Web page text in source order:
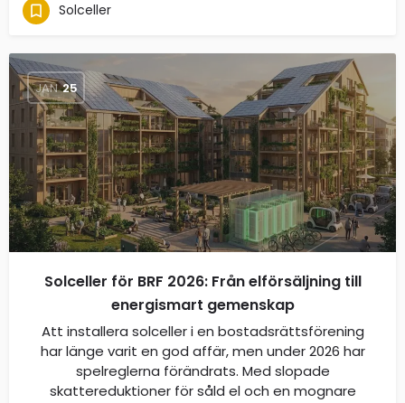
Solceller
JAN 25
Solceller för BRF 2026: Från elförsäljning till
energismart gemenskap
Att installera solceller i en bostadsrättsförening
har länge varit en god affär, men under 2026 har
spelreglerna förändrats. Med slopade
skattereduktioner för såld el och en mognare